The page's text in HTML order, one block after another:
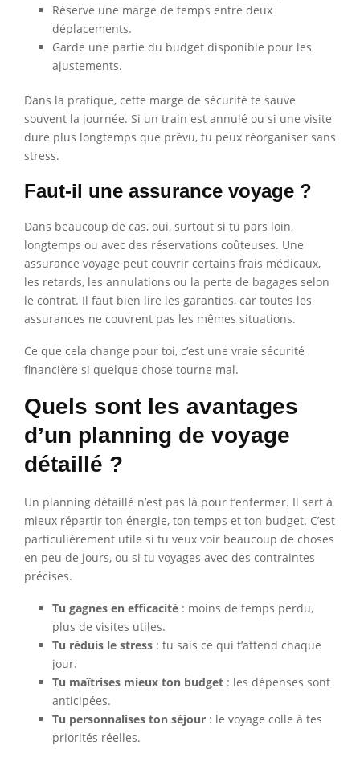
Réserve une marge de temps entre deux
déplacements.
Garde une partie du budget disponible pour les
ajustements.
Dans la pratique, cette marge de sécurité te sauve
souvent la journée. Si un train est annulé ou si une visite
dure plus longtemps que prévu, tu peux réorganiser sans
stress.
Faut-il une assurance voyage ?
Dans beaucoup de cas, oui, surtout si tu pars loin,
longtemps ou avec des réservations coûteuses. Une
assurance voyage peut couvrir certains frais médicaux,
les retards, les annulations ou la perte de bagages selon
le contrat. Il faut bien lire les garanties, car toutes les
assurances ne couvrent pas les mêmes situations.
Ce que cela change pour toi, c’est une vraie sécurité
financière si quelque chose tourne mal.
Quels sont les avantages
d’un planning de voyage
détaillé ?
Un planning détaillé n’est pas là pour t’enfermer. Il sert à
mieux répartir ton énergie, ton temps et ton budget. C’est
particulièrement utile si tu veux voir beaucoup de choses
en peu de jours, ou si tu voyages avec des contraintes
précises.
Tu gagnes en efficacité : moins de temps perdu,
plus de visites utiles.
Tu réduis le stress : tu sais ce qui t’attend chaque
jour.
Tu maîtrises mieux ton budget : les dépenses sont
anticipées.
Tu personnalises ton séjour : le voyage colle à tes
priorités réelles.